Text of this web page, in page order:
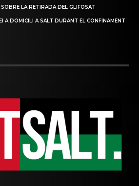
LA RETIRADA DEL GLIFOSAT
A DOMICILI A SALT DURANT EL CONFINAMENT